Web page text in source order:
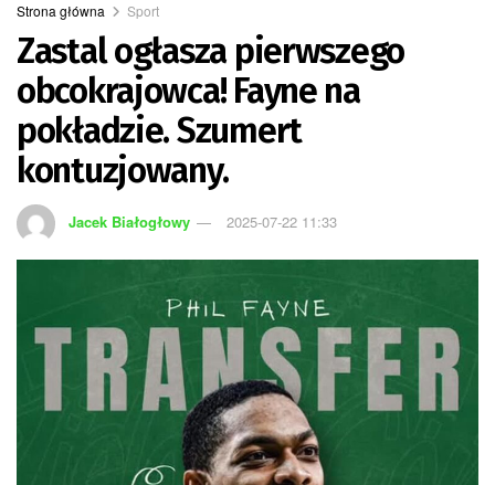
Strona główna Sport
Zastal ogłasza pierwszego
obcokrajowca! Fayne na
pokładzie. Szumert
kontuzjowany.
Jacek Białogłowy 2025-07-22 11:33